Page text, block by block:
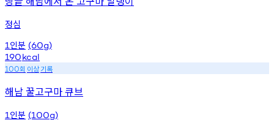
정심
1 인분 (60g)
190kcal
100회 이상기록
해남 꿀고구마 큐브
1 인분 (100g)